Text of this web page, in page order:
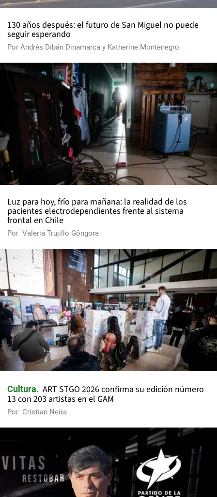
130 años después: el futuro de San Miguel no puede
seguir esperando
Por Andrés Dibán Dinamarca y Katherine Montenegro
Luz para hoy, frío para mañana: la realidad de los
pacientes electrodependientes frente al sistema
frontal en Chile
Por Valeria Trujillo Góngora
Cultura
ART STGO 2026 confirma su edición número
13 con 203 artistas en el GAM
Por Cristian Neira